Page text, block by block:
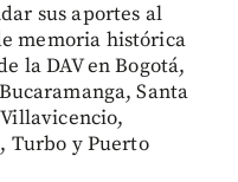
sus aportes al
memoria histórica
la DAV en Bogotá,
Santa
Turbo y Puerto